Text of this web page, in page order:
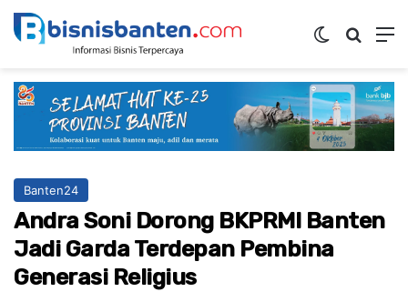
Switch skin
Banten24
Andra Soni Dorong BKPRMI Banten
Jadi Garda Terdepan Pembina
Generasi Religius